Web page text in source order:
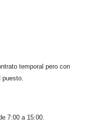
temporal pero con
7:00 a 15:00.